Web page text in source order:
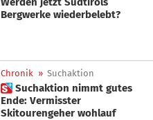
Bergwerke wiederbelebt?
Chronik » Suchaktion
 Suchaktion nimmt gutes
Ende: Vermisster
Skitourengeher wohlauf